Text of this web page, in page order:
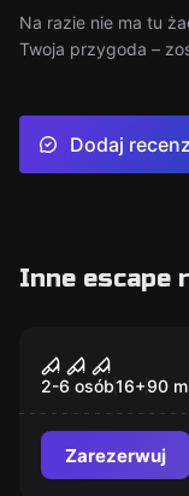
Na razie nie ma tu
Twoja przygoda –
Dodaj
Inne escape
2-6 osób16+90
Zarezerwuj